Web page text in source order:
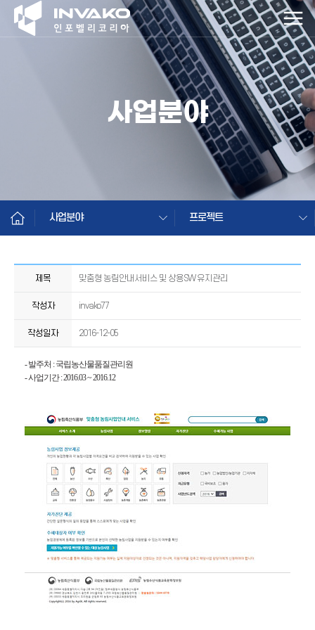
사업분야
사업분야 프로젝트
제목 맞춤형 농림안내서비스 및 상용SW 유지관리
작성자 invako77
작성일자 2016-12-05
- 발주처 : 국립농산물품질관리원
- 사업기간 : 2016.03 ~ 2016.12